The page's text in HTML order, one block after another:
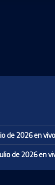
de 2026 en vivo
de 2026 en